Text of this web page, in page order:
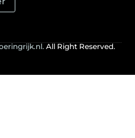
All Right Reserved.